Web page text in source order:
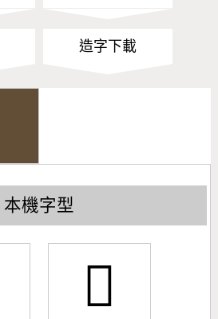
造字下載
本機字型
𩌕